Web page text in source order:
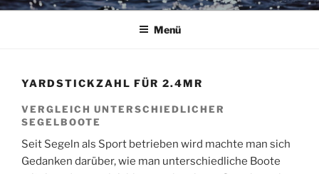
Menü
YARDSTICKZAHL FÜR 2.4MR
VERGLEICH UNTERSCHIEDLICHER
SEGELBOOTE
Seit Segeln als Sport betrieben wird machte man sich
Gedanken darüber, wie man unterschiedliche Boote